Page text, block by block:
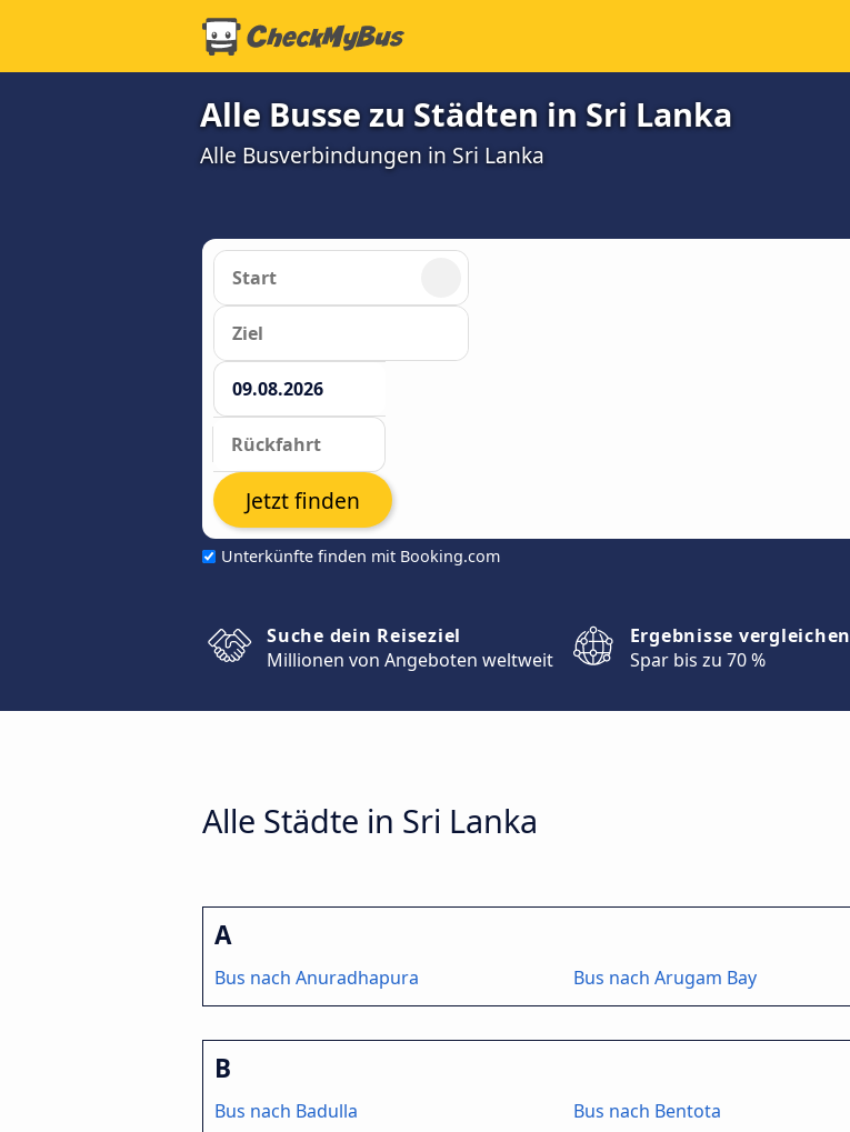
Alle Busse zu Städten in Sri Lanka
Alle Busverbindungen in Sri Lanka
Unterkünfte finden mit Booking.com
Jetzt finden
Suche dein Reiseziel
Millionen von Angeboten weltweit
Ergebnisse vergleichen
Spar bis zu 70 %
Alle Städte in Sri Lanka
A
Bus nach Anuradhapura Bus nach Arugam Bay
B
Bus nach Badulla Bus nach Bentota